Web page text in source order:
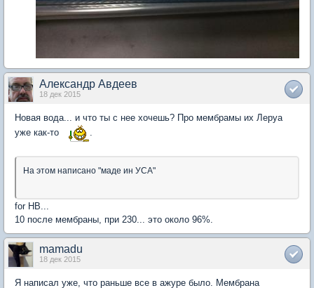
Александр Авдеев
18 дек 2015
Новая вода... и что ты с нее хочешь? Про мембрамы их Леруа
уже как-то
.
На этом написано "маде ин УСА"
for HB...
10 после мембраны, при 230... это около 96%.
mamadu
18 дек 2015
Я написал уже, что раньше все в ажуре было. Мембрана